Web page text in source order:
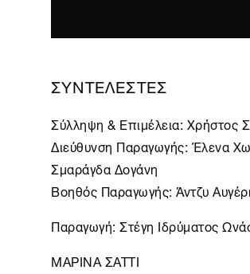
ΣΥΝΤΕΛΕΣΤΕΣ
Σύλληψη & Επιμέλεια: Χρήστος
Διεύθυνση Παραγωγής: Έλενα
Σμαράγδα Δογάνη
Βοηθός Παραγωγής: Άντζυ
Παραγωγή:Στέγη Ιδρύματος
ΜΑΡΙΝΑ ΣΑΤΤΙ